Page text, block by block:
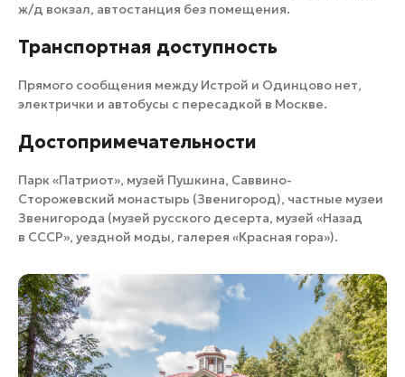
ж/д вокзал, автостанция без помещения.
Транспортная доступность
Прямого сообщения между Истрой и Одинцово нет,
электрички и автобусы с пересадкой в Москве.
Достопримечательности
Парк «Патриот», музей Пушкина, Саввино-
Сторожевский монастырь (Звенигород), частные музеи
Звенигорода (музей русского десерта, музей «Назад
в СССР», уездной моды, галерея «Красная гора»).